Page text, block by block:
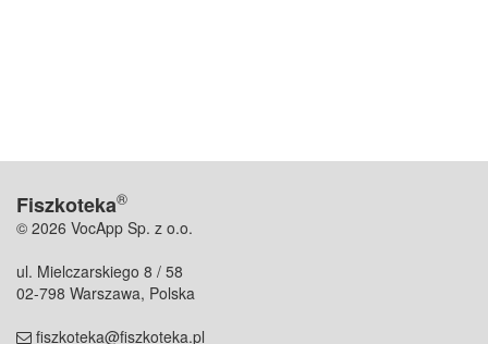
Fiszkoteka®
© 2026 VocApp Sp. z o.o.
ul. Mielczarskiego 8 / 58
02-798 Warszawa, Polska
fiszkoteka@fiszkoteka.pl